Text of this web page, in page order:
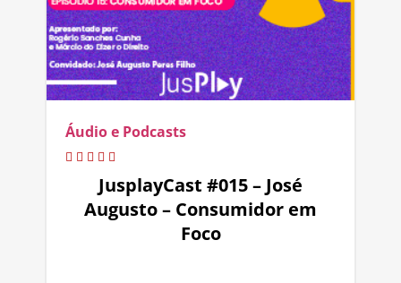
Áudio e Podcasts
JusplayCast #015 – José
Augusto – Consumidor em
Foco